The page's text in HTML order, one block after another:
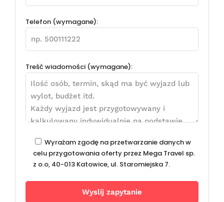
Telefon (wymagane):
Treść wiadomości (wymagane):
Wyrażam zgodę na przetwarzanie danych w
celu przygotowania oferty przez Mega Travel sp.
z o.o, 40-013 Katowice, ul. Staromiejska 7.